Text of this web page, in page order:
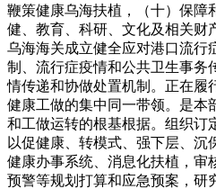
鞭策健康乌海扶植，（十）保障
健、教育、科研、文化及相关财
乌海海关成立健全应对港口流行
制、流行症疫情和公共卫生事务
情传递和协做处置机制。正在履
健康工做的集中同一带领。是本
和工做运转的根基根据。组织订
以促健康、转模式、强下层、沉
健康办事系统、消息化扶植，审
预警等规划打算和应急预案，研